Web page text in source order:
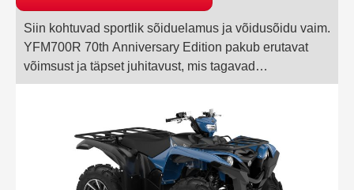
Siin kohtuvad sportlik sõiduelamus ja võidusõidu vaim.
YFM700R 70th Anniversary Edition pakub erutavat
võimsust ja täpset juhitavust, mis tagavad
adrenaliinirohke sõidu igat tüüpi maastikul. Ja kui
võidusõidust inspireeritud ATV, mida
#DRIVENBYVICTORY tegelikult tähendab.